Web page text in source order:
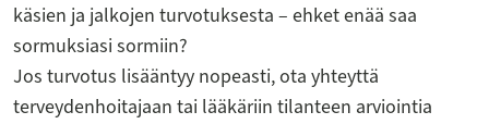
käsien ja jalkojen turvotuksesta – ehket enää saa
sormuksiasi sormiin?
Jos turvotus lisääntyy nopeasti, ota yhteyttä
terveydenhoitajaan tai lääkäriin tilanteen arviointia